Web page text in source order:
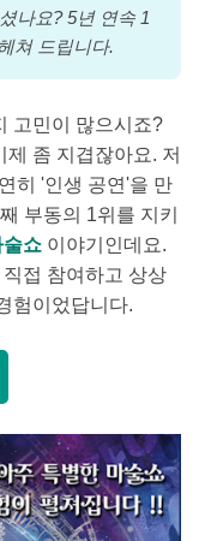
나요? 5년 연속 1
쳐 드립니다.
고민이 많으시죠?
좀 지겹잖아요. 저
히 '인생 공연'을 만
부동의 1위를 지키
술쇼 이야기인데요.
접 참여하고 상상
험이었답니다.